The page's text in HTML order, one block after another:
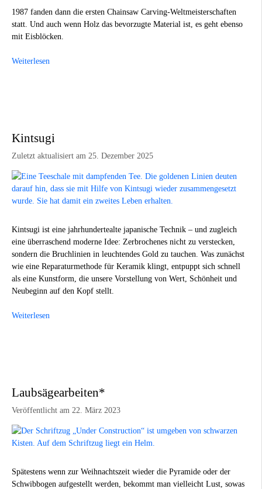
1987 fanden dann die ersten Chainsaw Carving-Weltmeisterschaften
statt. Und auch wenn Holz das bevorzugte Material ist, es geht ebenso
mit Eisblöcken.
Weiterlesen
Kintsugi
Zuletzt aktualisiert am 25. Dezember 2025
Kintsugi ist eine jahrhundertealte japanische Technik – und zugleich
eine überraschend moderne Idee: Zerbrochenes nicht zu verstecken,
sondern die Bruchlinien in leuchtendes Gold zu tauchen. Was zunächst
wie eine Reparaturmethode für Keramik klingt, entpuppt sich schnell
als eine Kunstform, die unsere Vorstellung von Wert, Schönheit und
Neubeginn auf den Kopf stellt.
Weiterlesen
Laubsägearbeiten*
Veröffentlicht am 22. März 2023
Spätestens wenn zur Weihnachtszeit wieder die Pyramide oder der
Schwibbogen aufgestellt werden, bekommt man vielleicht Lust, sowas